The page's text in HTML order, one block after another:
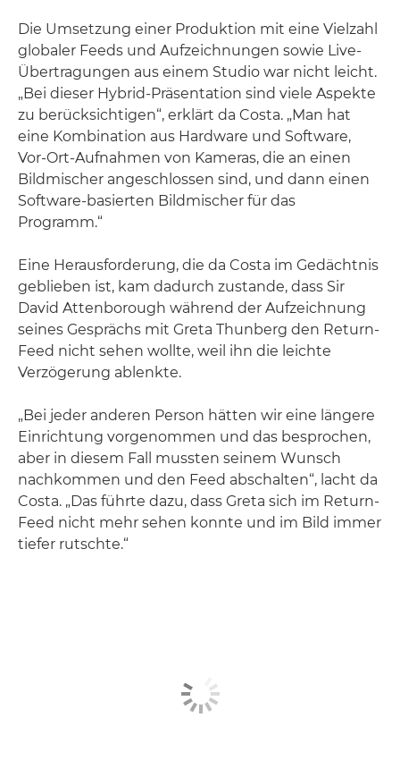
Die Umsetzung einer Produktion mit eine Vielzahl
globaler Feeds und Aufzeichnungen sowie Live-
Übertragungen aus einem Studio war nicht leicht.
„Bei dieser Hybrid-Präsentation sind viele Aspekte
zu berücksichtigen“, erklärt da Costa. „Man hat
eine Kombination aus Hardware und Software,
Vor-Ort-Aufnahmen von Kameras, die an einen
Bildmischer angeschlossen sind, und dann einen
Software-basierten Bildmischer für das
Programm.“
Eine Herausforderung, die da Costa im Gedächtnis
geblieben ist, kam dadurch zustande, dass Sir
David Attenborough während der Aufzeichnung
seines Gesprächs mit Greta Thunberg den Return-
Feed nicht sehen wollte, weil ihn die leichte
Verzögerung ablenkte.
„Bei jeder anderen Person hätten wir eine längere
Einrichtung vorgenommen und das besprochen,
aber in diesem Fall mussten seinem Wunsch
nachkommen und den Feed abschalten“, lacht da
Costa. „Das führte dazu, dass Greta sich im Return-
Feed nicht mehr sehen konnte und im Bild immer
tiefer rutschte.“